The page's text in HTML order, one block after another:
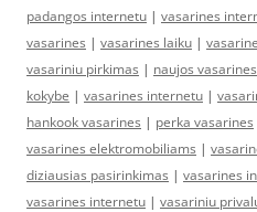
padangos internetu | vasarines
vasarines | vasarines laiku |
vasariniu pirkimas | naujos vasarines
kokybe | vasarines internetu |
hankook vasarines | perka vasarines
vasarines elektromobiliams |
diziausias pasirinkimas | vasarines
vasarines internetu | vasariniu